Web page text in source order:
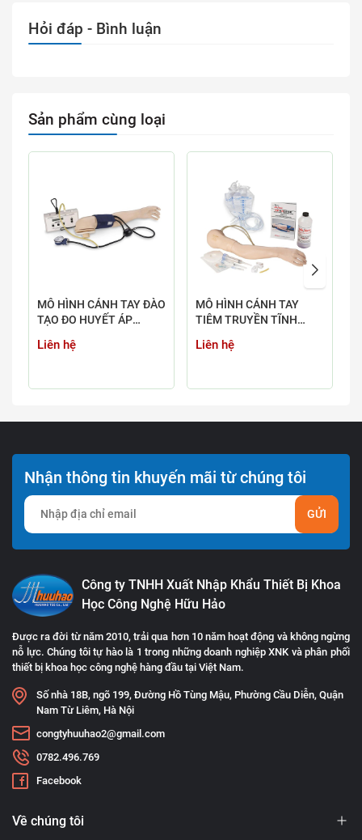
Hỏi đáp - Bình luận
Sản phẩm cùng loại
MÔ HÌNH CÁNH TAY ĐÀO
TẠO ĐO HUYẾT ÁP
Liên hệ
MÔ HÌNH CÁNH TAY
TIÊM TRUYỀN TĨNH
NASCO HEALTH CARE
Liên hệ
Nhận thông tin khuyến mãi từ chúng tôi
GỬI
Công ty TNHH Xuất Nhập Khẩu Thiết Bị Khoa
Học Công Nghệ Hữu Hảo
Được ra đời từ năm 2010, trải qua hơn 10 năm hoạt động và không ngừng
nỗ lực. Chúng tôi tự hào là 1 trong những doanh nghiệp XNK và phân phối
thiết bị khoa học công nghệ hàng đầu tại Việt Nam.
Số nhà 18B, ngõ 199, Đường Hồ Tùng Mậu, Phường Cầu Diễn, Quận
Nam Từ Liêm, Hà Nội
congtyhuuhao2@gmail.com
0782.496.769
Facebook
Về chúng tôi